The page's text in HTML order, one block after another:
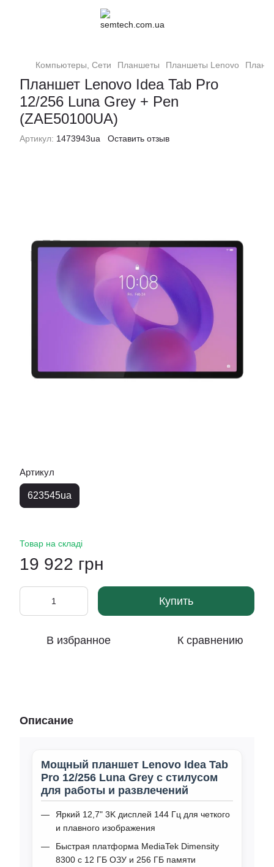
Компьютеры, Сети Планшеты Планшеты Lenovo
Планшет Lenovo Idea Tab Pro
12/256 Luna Grey + Pen
(ZAE50100UA)
Артикул: 1473943ua Оставить отзыв
Артикул
623545ua
Товар на складі
19 922 грн
Купить
В избранное К сравнению
Описание
Мощный планшет Lenovo Idea Tab
Pro 12/256 Luna Grey с стилусом
для работы и развлечений
Яркий 12,7" 3K дисплей 144 Гц для четкого
и плавного изображения
Быстрая платформа MediaTek Dimensity
8300 с 12 ГБ ОЗУ и 256 ГБ памяти